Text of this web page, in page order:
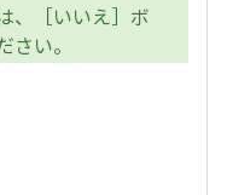
、［いいえ］ボ
い。